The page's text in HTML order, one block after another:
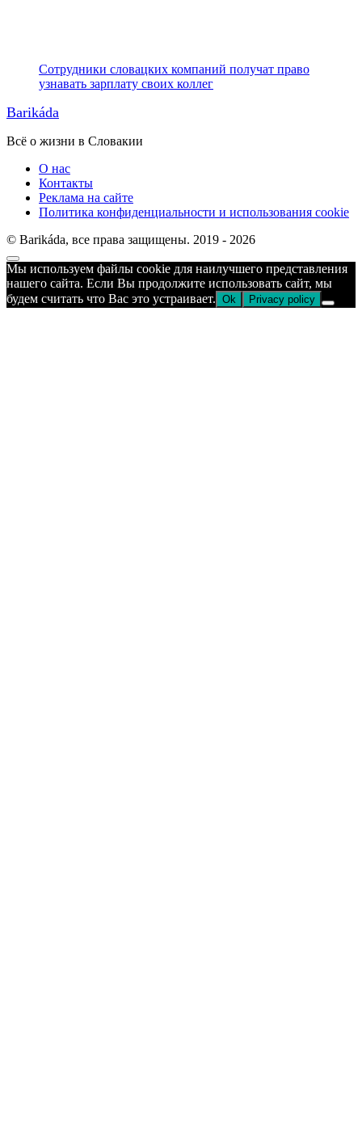
Сотрудники словацких компаний получат право
узнавать зарплату своих коллег
Barikáda
Всё о жизни в Словакии
О нас
Контакты
Реклама на сайте
Политика конфиденциальности и использования cookie
© Barikáda, все права защищены. 2019 - 2026
Прокрутка
к
верху
Мы используем файлы cookie для наилучшего представления
нашего сайта. Если Вы продолжите использовать сайт, мы
будем считать что Вас это устраивает. Ok Privacy policy